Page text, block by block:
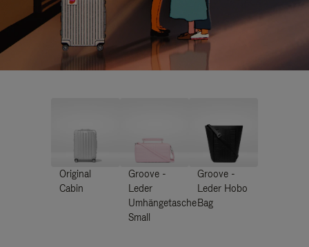
Original
Cabin
Groove -
Leder
Umhängetasche
Small
Groove -
Leder Hobo
Bag